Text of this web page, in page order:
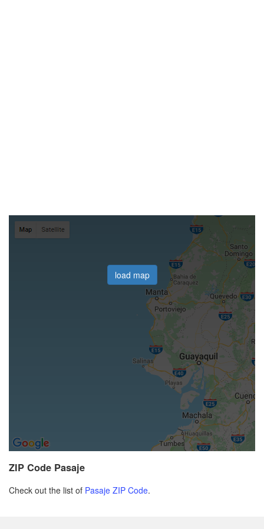
load map
ZIP Code Pasaje
Check out the list of Pasaje ZIP Code.